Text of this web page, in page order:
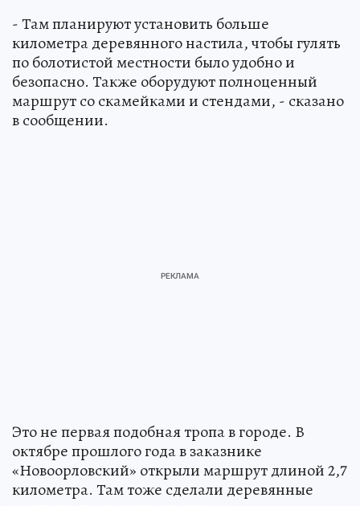
- Там планируют установить больше
километра деревянного настила, чтобы гулять
по болотистой местности было удобно и
безопасно. Также оборудуют полноценный
маршрут со скамейками и стендами, - сказано
в сообщении.
Это не первая подобная тропа в городе. В
октябре прошлого года в заказнике
«Новоорловский» открыли маршрут длиной 2,7
километра. Там тоже сделали деревянные